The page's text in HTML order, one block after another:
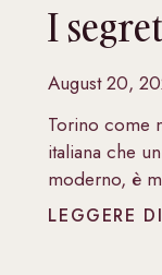
I
August 20,
Torino come
italiana che
moderno, è
LEGGERE